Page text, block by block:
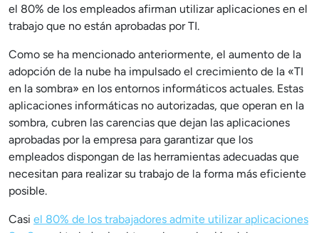
el 80% de los empleados afirman utilizar aplicaciones en el
trabajo que no están aprobadas por TI.
Como se ha mencionado anteriormente, el aumento de la
adopción de la nube ha impulsado el crecimiento de la «TI
en la sombra» en los entornos informáticos actuales. Estas
aplicaciones informáticas no autorizadas, que operan en la
sombra, cubren las carencias que dejan las aplicaciones
aprobadas por la empresa para garantizar que los
empleados dispongan de las herramientas adecuadas que
necesitan para realizar su trabajo de la forma más eficiente
posible.
Casi el 80% de los trabajadores admite utilizar aplicaciones